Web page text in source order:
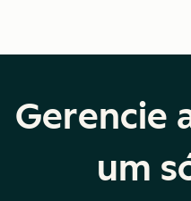
Gerencie
um